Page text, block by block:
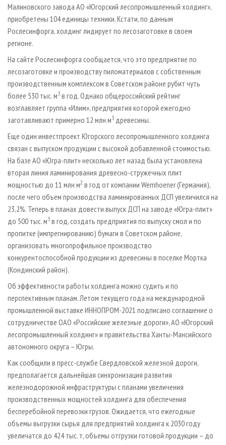
Малиновского завода АО «Югорский лесопромышленный холдинг»,
приобретены 104 единицы техники. Кстати, по данным
Рослесинфорга, холдинг лидирует по лесозаготовке в своем
регионе.
На сайте Рослесинфорга сообщается, что это предприятие по
лесозаготовке и производству пиломатериалов с собственным
производственным комплексом в Советском районе рубит чуть
более 530 тыс. м3 в год. Однако общероссийский рейтинг
возглавляет группа «Илим», предприятия которой ежегодно
заготавливают примерно 12 млн м3 древесины.
Еще один инвестпроект Югорского лесопромышленного холдинга
связан с выпуском продукции с высокой добавленной стоимостью.
На базе АО «Югра-плит» несколько лет назад была установлена
вторая линия ламинирования древесно-стружечных плит
мощностью до 11 млн м2 в год от компании Wemhoener (Германия),
после чего объем производства ламинированных ДСП увеличился на
23,2%. Теперь в планах довести выпуск ДСП на заводе «Югра-плит»
до 500 тыс. м3 в год, создать предприятия по выпуску смол и по
пропитке (импрегнированию) бумаги в Советском районе,
организовать многопрофильное производство
конкурентоспособной продукции из древесины в поселке Мортка
(Кондинский район).
Об эффективности работы холдинга можно судить и по
перспективным планам. Летом текущего года на международной
промышленной выставке ИННОПРОМ-2021 подписано соглашение о
сотрудничестве ОАО «Российские железные дороги», АО «Югорский
лесопромышленный холдинг» и правительства Ханты-Мансийского
автономного округа – Югры.
Как сообщили в пресс-службе Свердловской железной дороги,
предполагается дальнейшая синхронизация развития
железнодорожной инфраструктуры с планами увеличения
производственных мощностей холдинга для обеспечения
бесперебойной перевозки грузов. Ожидается, что ежегодные
объемы выгрузки сырья для предприятий холдинга к 2030 году
увеличатся до 424 тыс. т, объемы отгрузки готовой продукции – до